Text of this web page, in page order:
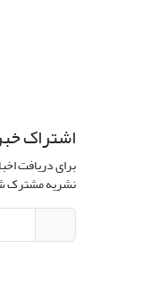
اشتراک
برای دریافت
نشریه مشترک